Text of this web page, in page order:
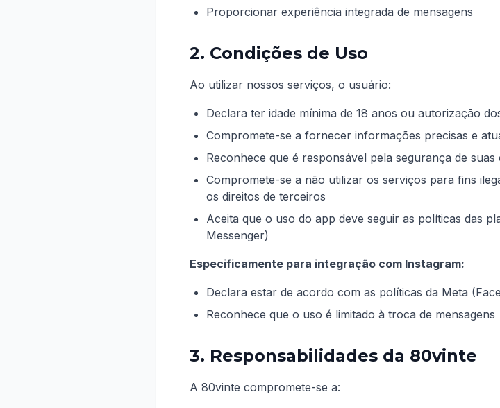
Proporcionar experiência integrada de mensagens
2. Condições de Uso
Ao utilizar nossos serviços, o usuário:
Declara ter idade mínima de 18 anos ou autorização
Compromete-se a fornecer informações precisas e
Reconhece que é responsável pela segurança de suas
Compromete-se a não utilizar os serviços para fins
os direitos de terceiros
Aceita que o uso do app deve seguir as políticas das
Messenger)
Especificamente para integração com Instagram:
Declara estar de acordo com as políticas da Meta
Reconhece que o uso é limitado à troca de mensagens
3. Responsabilidades da 80vinte
A 80vinte compromete-se a: